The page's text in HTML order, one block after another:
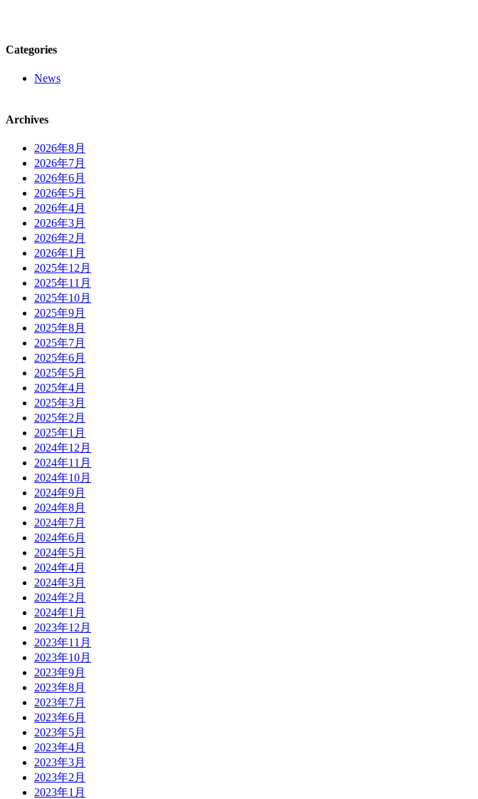
Categories
News
Archives
2026年8月
2026年7月
2026年6月
2026年5月
2026年4月
2026年3月
2026年2月
2026年1月
2025年12月
2025年11月
2025年10月
2025年9月
2025年8月
2025年7月
2025年6月
2025年5月
2025年4月
2025年3月
2025年2月
2025年1月
2024年12月
2024年11月
2024年10月
2024年9月
2024年8月
2024年7月
2024年6月
2024年5月
2024年4月
2024年3月
2024年2月
2024年1月
2023年12月
2023年11月
2023年10月
2023年9月
2023年8月
2023年7月
2023年6月
2023年5月
2023年4月
2023年3月
2023年2月
2023年1月